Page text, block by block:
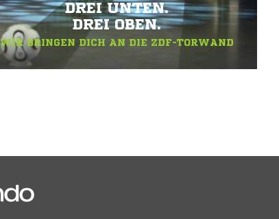
DREI UNTEN.
DREI OBEN.
WIR BRINGEN DICH AN DIE ZDF-TORWAND